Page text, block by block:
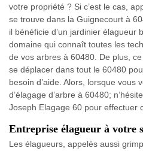
votre propriété ? Si c’est le cas,
se trouve dans la Guignecourt à
il bénéficie d’un jardinier élagueur
domaine qui connaît toutes les
de vos arbres à 60480. De plus,
se déplacer dans tout le 60480
besoin d’aide. Alors, lorsque vous
d’élagage d’arbre à 60480;
Joseph Elagage 60 pour effectuer
Entreprise élagueur à votre
Les élagueurs, appelés aussi